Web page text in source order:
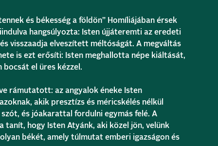
és békesség a földön” Homíliájában érsek
hangsúlyozta: Isten újjáteremti az eredeti
visszaadja elveszített méltóságát. A megváltás
is ezt erősíti: Isten meghallotta népe kiáltását,
bocsát el üres kézzel.
rámutatott: az angyalok éneke Isten
akik presztízs és méricskélés nélkül
és jóakarattal fordulni egymás felé. A
tanít, hogy Isten Atyánk, aki közel jön, velünk
békét, amely túlmutat emberi igazságon és